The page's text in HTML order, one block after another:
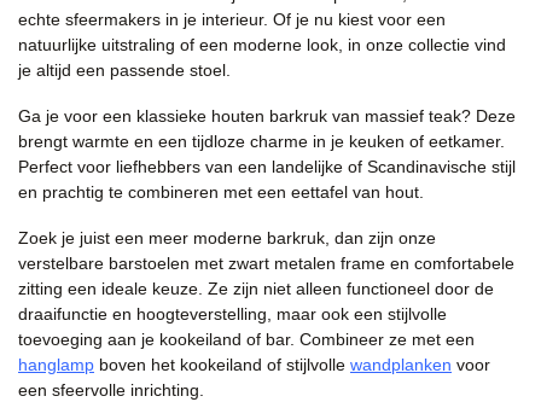
echte sfeermakers in je interieur. Of je nu kiest voor een
natuurlijke uitstraling of een moderne look, in onze collectie vind
je altijd een passende stoel.
Ga je voor een klassieke houten barkruk van massief teak? Deze
brengt warmte en een tijdloze charme in je keuken of eetkamer.
Perfect voor liefhebbers van een landelijke of Scandinavische stijl
en prachtig te combineren met een eettafel van hout.
Zoek je juist een meer moderne barkruk, dan zijn onze
verstelbare barstoelen met zwart metalen frame en comfortabele
zitting een ideale keuze. Ze zijn niet alleen functioneel door de
draaifunctie en hoogteverstelling, maar ook een stijlvolle
toevoeging aan je kookeiland of bar. Combineer ze met een
hanglamp boven het kookeiland of stijlvolle wandplanken voor
een sfeervolle inrichting.